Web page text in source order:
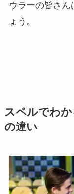
ウラーの皆さん
ょう。
スペルでわ
の違い